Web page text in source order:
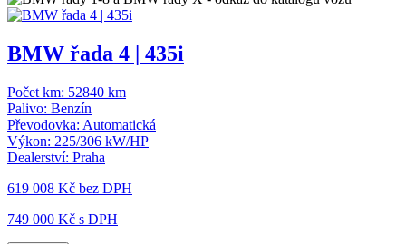
BMW řada 4 | 435i
Počet km: 52840 km
Palivo: Benzín
Převodovka: Automatická
Výkon: 225/306 kW/HP
Dealerství: Praha
619 008 Kč bez DPH
749 000 Kč s DPH